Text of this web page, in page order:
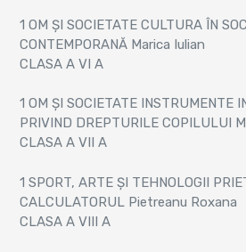
1 OM ȘI SOCIETATE CULTURA ÎN
CONTEMPORANĂ Marica Iulian
CLASA A VI A
1 OM ȘI SOCIETATE INSTRUMENTE
PRIVIND DREPTURILE COPILULUI
CLASA A VII A
1 SPORT, ARTE ȘI TEHNOLOGII
CALCULATORUL Pietreanu Roxana
CLASA A VIII A